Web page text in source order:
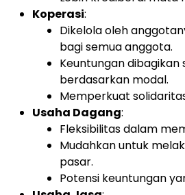
Koperasi:
Dikelola oleh
bagi semua anggota.
Keuntungan
berdasarkan modal.
Memperkuat
Usaha Dagang:
Fleksibilitas dalam
Mudahkan untuk
pasar.
Potensi keuntungan